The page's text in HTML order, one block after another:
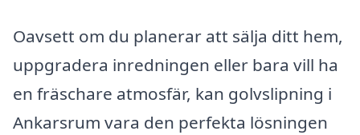
Oavsett om du planerar att sälja ditt hem,
uppgradera inredningen eller bara vill ha
en fräschare atmosfär, kan golvslipning i
Ankarsrum vara den perfekta lösningen